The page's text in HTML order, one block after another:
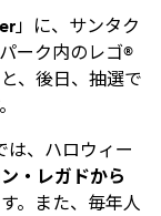
」に、サンタク
ーク内のレゴ®
、後日、抽選で
は、ハロウィー
・レガドから
。また、毎年人